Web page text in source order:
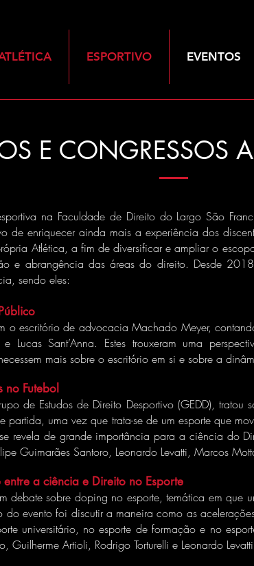
ESPORTIVO EVENTOS
E CONGRESSOS
na Faculdade de Direito do Largo São
de enriquecer ainda mais a experiência dos
Atlética, a fim de diversificar e ampliar o
e abrangência das áreas do direito. Desde
sendo eles:
o escritório de advocacia Machado Meyer,
Lucas Sant’Anna. Estes trouxeram uma
mais sobre o escritório em si e sobre a
no Futebol
de Estudos de Direito Desportivo (GEDD), tratou
uma vez que trata-se de um esporte que
revela de grande importância para a ciência do
Guimarães Santoro, Leonardo Levatti, Marcos
a ciência e Direito no Esporte
debate sobre doping no esporte, temática em que
evento foi discutir a maneira como as
universitário, no esporte de formação e no
Artioli, Rodrigo Torturelli e Leonardo